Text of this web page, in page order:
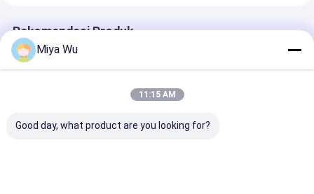
Rekomendasi Produk
Miya Wu
11:15 AM
Good day, what product are you looking for?